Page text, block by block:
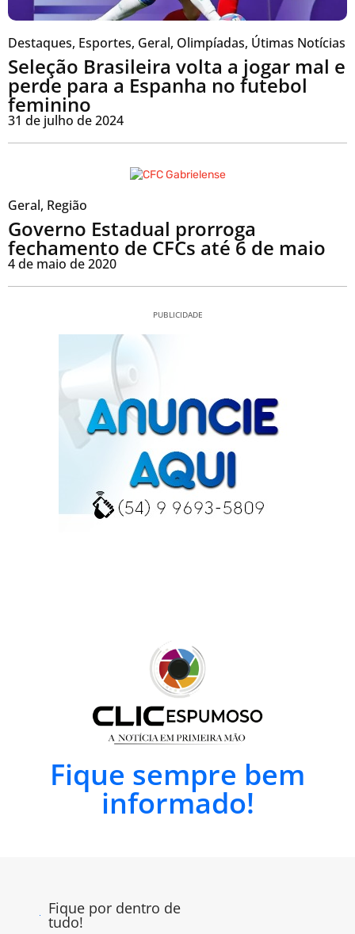
Destaques, Esportes, Geral, Olimpíadas, Útimas Notícias
Seleção Brasileira volta a jogar mal e
perde para a Espanha no futebol
feminino
31 de julho de 2024
Geral, Região
Governo Estadual prorroga
fechamento de CFCs até 6 de maio
4 de maio de 2020
PUBLICIDADE
Fique sempre bem
informado!
Fique por dentro de
tudo!